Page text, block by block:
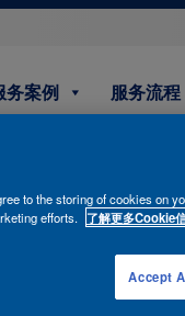
务案例 服务流程
to the storing of cookies on
efforts. 了解更多Cookie
Accept